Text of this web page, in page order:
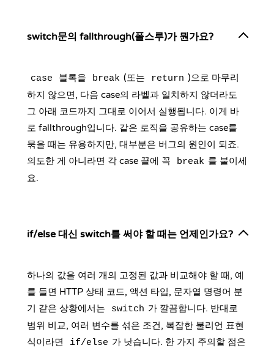
switch문의 fallthrough(폴스루)가 뭔가요?
case 블록을 break (또는 return )으로 마무리
하지 않으면, 다음 case의 라벨과 일치하지 않더라도
그 아래 코드까지 그대로 이어서 실행됩니다. 이게 바
로 fallthrough입니다. 같은 로직을 공유하는 case를
묶을 때는 유용하지만, 대부분은 버그의 원인이 되죠.
의도한 게 아니라면 각 case 끝에 꼭
break 를 붙이세
요.
if/else 대신 switch를 써야 할 때는 언제인가요?
하나의 값을 여러 개의 고정된 값과 비교해야 할 때, 예
를 들면 HTTP 상태 코드, 액션 타입, 문자열 명령어 분
기 같은 상황에서는
switch 가 깔끔합니다. 반대로
범위 비교, 여러 변수를 섞은 조건, 복잡한 불리언 표현
식이라면
if/else 가 낫습니다. 한 가지 주의할 점은